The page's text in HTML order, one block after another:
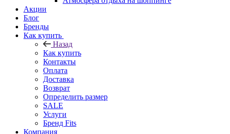
Акции
Блог
Бренды
Как купить
Назад
Как купить
Контакты
Оплата
Доставка
Возврат
Определить размер
SALE
Услуги
Бренд Fits
Компания